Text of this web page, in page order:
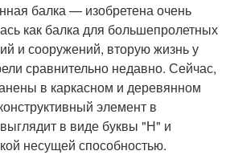
балка — изобретена очень
как балка для большепролетных
и сооружений, вторую жизнь у
сравнительно недавно. Сейчас,
в каркасном и деревянном
элемент в
в виде буквы "Н" и
несущей способностью.